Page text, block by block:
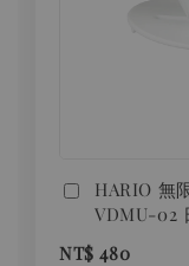
HARIO 無
VDMU-02
NT$ 480